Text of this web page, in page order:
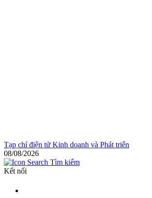
Tạp chí điện tử Kinh doanh và Phát triển
08/08/2026
Tìm kiếm
Kết nối